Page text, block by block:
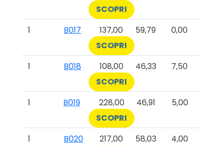
SCOPRI
1
B017 137,00 59,79
0,00
SCOPRI
1
B018 108,00 46,33
7,50
SCOPRI
1
B019 228,00 46,91
5,00
SCOPRI
1
B020 217,00 58,03
4,00